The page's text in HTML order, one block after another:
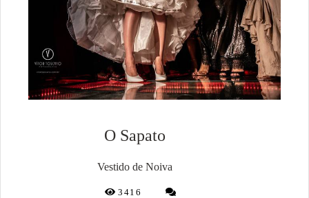
O Sapato
Vestido de Noiva
3416